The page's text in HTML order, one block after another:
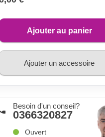
Ajouter au panier
Ajouter un accessoire
Besoin d'un conseil?
0366320827
Ouvert